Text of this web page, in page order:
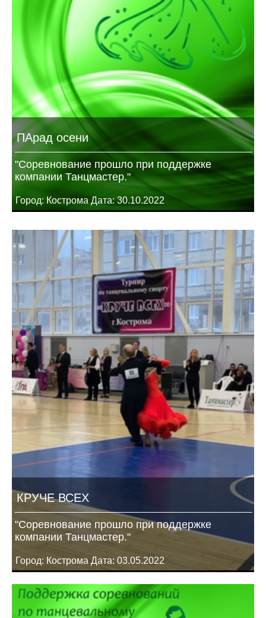
ПАрад осени
"Соревнование прошло при поддержке
компании Танцмастер."
Город: Кострома Дата: 30.10.2022
КРУЧЕ ВСЕХ
"Соревнование прошло при поддержке
компании Танцмастер."
Город: Кострома Дата: 03.05.2022